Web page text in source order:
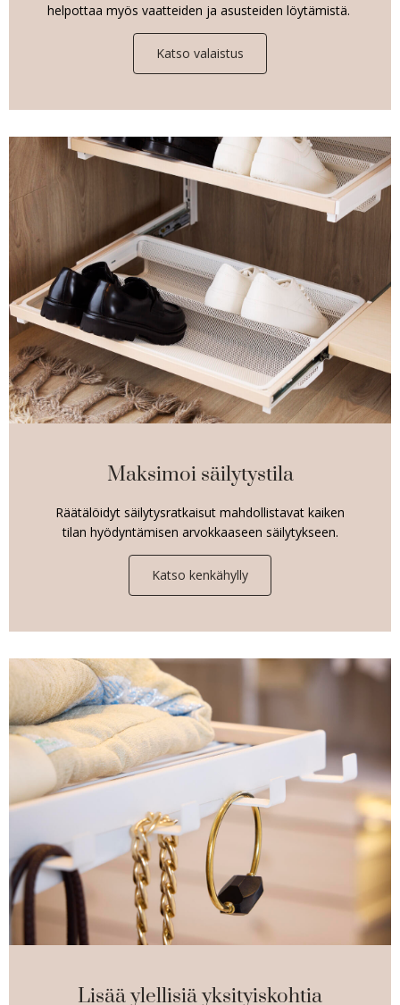
helpottaa myös vaatteiden ja asusteiden löytämistä.
Katso valaistus
Maksimoi säilytystila
Räätälöidyt säilytysratkaisut mahdollistavat kaiken
tilan hyödyntämisen arvokkaaseen säilytykseen.
Katso kenkähylly
Lisää ylellisiä yksityiskohtia